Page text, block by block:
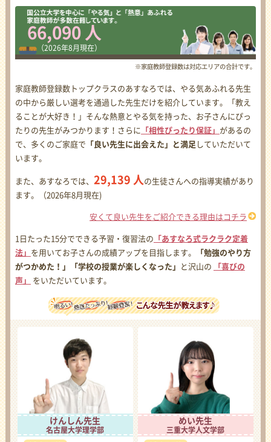
66,090 人
（2026年8月現在）
※家庭教師登録数は対応エリアの合計です。
家庭教師登録数トップクラスのあすなろでは、やる気あふれる先生
の中から厳しい選考を通過した先生だけを紹介しています。「教え
ることが大好き！」そんな熱意とやる気を持った、お子さんにぴっ
たりの先生がみつかります！さらに 「相性ぴったり保証」 があるの
で、多くのご家庭で 「良い先生に出会えた」と満足 していただいて
います。
また、あすなろでは、 29,139 人 の生徒さんへの指導実績があり
ます。（2026年8月現在)
安くて良い先生をご紹介できる理由はコチラ
1日たった15分でできる予習・復習法の 「あすなろ式ラクラク定着
法」 を用いてお子さんの成績アップを目指します。
「勉強のやり方
がつかめた！」「学校の授業が楽しくなった」
と沢山の
「喜びの
声」
をいただいています。
けんしん先生
名古屋大学理学部
めい先生
三重大学人文学部